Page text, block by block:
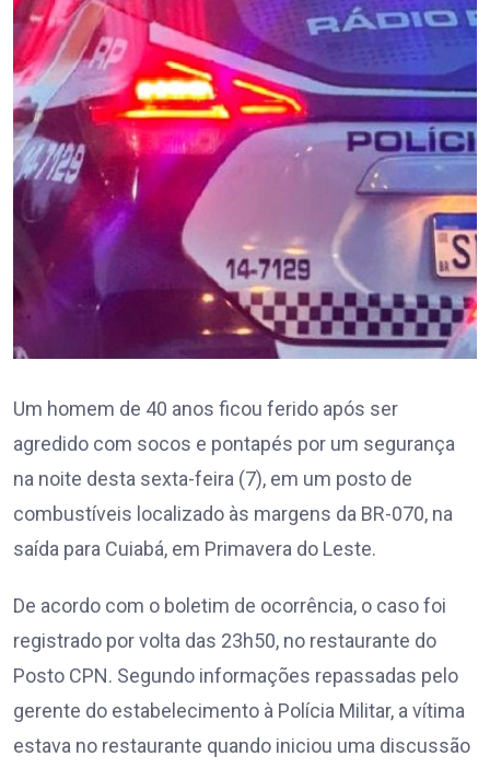
Um homem de 40 anos ficou ferido após ser
agredido com socos e pontapés por um segurança
na noite desta sexta-feira (7), em um posto de
combustíveis localizado às margens da BR-070, na
saída para Cuiabá, em Primavera do Leste.
De acordo com o boletim de ocorrência, o caso foi
registrado por volta das 23h50, no restaurante do
Posto CPN. Segundo informações repassadas pelo
gerente do estabelecimento à Polícia Militar, a vítima
estava no restaurante quando iniciou uma discussão